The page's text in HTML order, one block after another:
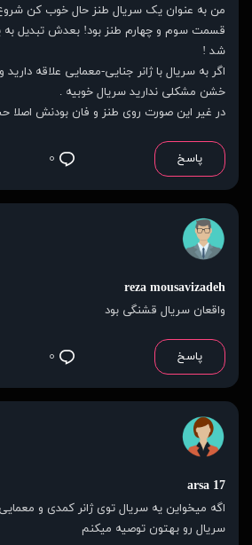
من به عنوان یک سریال طنز حال خوب کن
قسمت سوم و چهارم طنز بود! بعدش تبدیل به
شد !
اگر به سریال با ژانر جنایی-معمایی علاقه
خشن مشکلی ندارید سریال خوبیه .
در غیر این صورت روی طنز و فان بودنش اصلا
پاسخ ۰
reza mousavizadeh
واقعان سریال قشنگی بود
پاسخ ۰
arsa 17
اگه میخواین یه سریال توی ژانر کمدی و
سریال رو بهتون توصیه میکنم